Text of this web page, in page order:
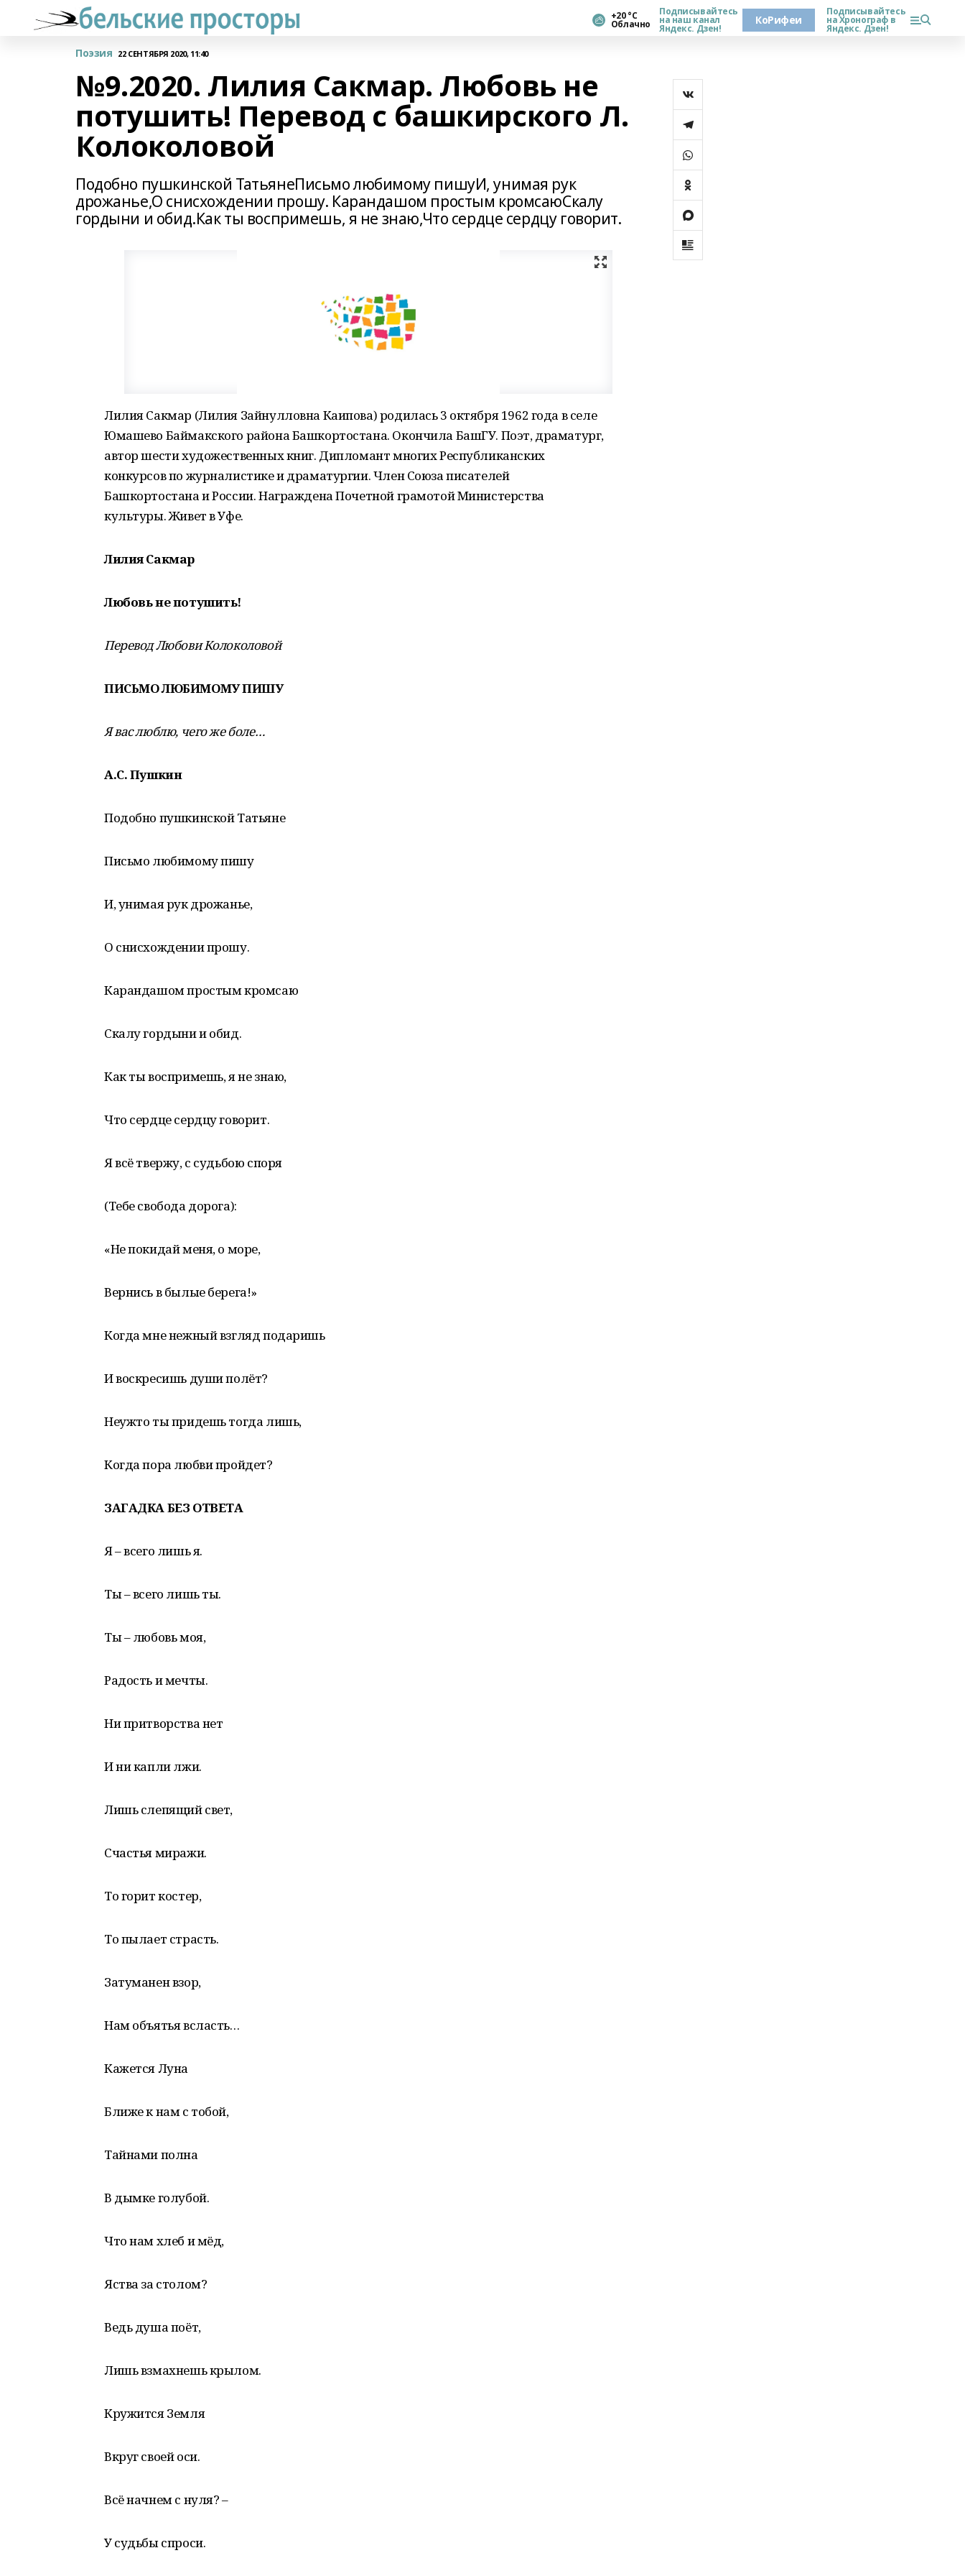
+20 °С
Облачно
Подписывайтесь
на наш канал
Яндекс. Дзен!
КоРифеи
Подписывайтесь
на Хронограф в
Яндекс. Дзен!
Поэзия 22 СЕНТЯБРЯ 2020, 11:40
№9.2020. Лилия Сакмар. Любовь не
потушить! Перевод с башкирского Л.
Колоколовой
Подобно пушкинской ТатьянеПисьмо любимому пишуИ, унимая рук
дрожанье,О снисхождении прошу. Карандашом простым кромсаюСкалу
гордыни и обид.Как ты воспримешь, я не знаю,Что сердце сердцу говорит.
Лилия Сакмар (Лилия Зайнулловна Каипова) родилась 3 октября 1962 года в селе
Юмашево Баймакского района Башкортостана. Окончила БашГУ. Поэт, драматург,
автор шести художественных книг. Дипломант многих Республиканских
конкурсов по журналистике и драматургии. Член Союза писателей
Башкортостана и России. Награждена Почетной грамотой Министерства
культуры. Живет в Уфе.
Лилия Сакмар
Любовь не потушить!
Перевод Любови Колоколовой
ПИСЬМО ЛЮБИМОМУ ПИШУ
Я вас люблю, чего же боле…
А.С. Пушкин
Подобно пушкинской Татьяне
Письмо любимому пишу
И, унимая рук дрожанье,
О снисхождении прошу.
Карандашом простым кромсаю
Скалу гордыни и обид.
Как ты воспримешь, я не знаю,
Что сердце сердцу говорит.
Я всё твержу, с судьбою споря
(Тебе свобода дорога):
«Не покидай меня, о море,
Вернись в былые берега!»
Когда мне нежный взгляд подаришь
И воскресишь души полёт?
Неужто ты придешь тогда лишь,
Когда пора любви пройдет?
ЗАГАДКА БЕЗ ОТВЕТА
Я – всего лишь я.
Ты – всего лишь ты.
Ты – любовь моя,
Радость и мечты.
Ни притворства нет
И ни капли лжи.
Лишь слепящий свет,
Счастья миражи.
То горит костер,
То пылает страсть.
Затуманен взор,
Нам объятья всласть…
Кажется Луна
Ближе к нам с тобой,
Тайнами полна
В дымке голубой.
Что нам хлеб и мёд,
Яства за столом?
Ведь душа поёт,
Лишь взмахнешь крылом.
Кружится Земля
Вкруг своей оси.
Всё начнем с нуля? –
У судьбы спроси.